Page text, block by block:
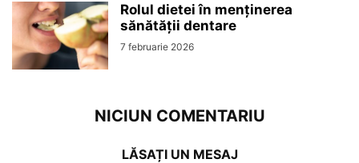
Rolul dietei în menținerea
sănătății dentare
7 februarie 2026
NICIUN COMENTARIU
LĂSAȚI UN MESAJ